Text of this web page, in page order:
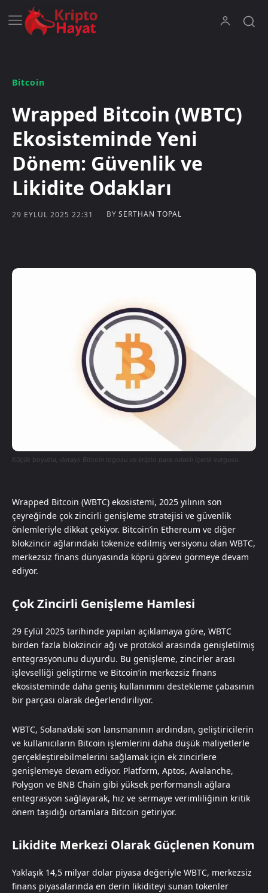
Bitcoin
Wrapped Bitcoin (WBTC)
Ekosisteminde Yeni
Dönem: Güvenlik ve
Likidite Odakları
29 EYLÜL 2025 22:31 BY SERTHAN TOPAL
Küçük boyutta, detaylı Bitcoin logosu ve kripto para odaklı içerik vurgusu.
Wrapped Bitcoin (WBTC) ekosistemi, 2025 yılının son
çeyreğinde çok zincirli genişleme stratejisi ve güvenlik
önlemleriyle dikkat çekiyor. Bitcoin’in Ethereum ve diğer
blokzincir ağlarındaki tokenize edilmiş versiyonu olan WBTC,
merkezsiz finans dünyasında köprü görevi görmeye devam
ediyor.
Çok Zincirli Genişleme Hamlesi
29 Eylül 2025 tarihinde yapılan açıklamaya göre, WBTC
birden fazla blokzincir ağı ve protokol arasında genişletilmiş
entegrasyonunu duyurdu. Bu genişleme, zincirler arası
işlevselliği geliştirme ve Bitcoin’in merkezsiz finans
ekosisteminde daha geniş kullanımını destekleme çabasının
bir parçası olarak değerlendiriliyor.
WBTC, Solana’daki son lansmanının ardından, geliştiricilerin
ve kullanıcıların Bitcoin işlemlerini daha düşük maliyetlerle
gerçekleştirebilmelerini sağlamak için ek zincirlere
genişlemeye devam ediyor. Platform, Aptos, Avalanche,
Polygon ve BNB Chain gibi yüksek performanslı ağlara
entegrasyon sağlayarak, hız ve sermaye verimliliğinin kritik
önem taşıdığı ortamlara Bitcoin getiriyor.
Likidite Merkezi Olarak Güçlenen Konum
Yaklaşık 14,5 milyar dolar piyasa değeriyle WBTC, merkezsiz
finans piyasalarında en derin likiditeyi sunan tokenler